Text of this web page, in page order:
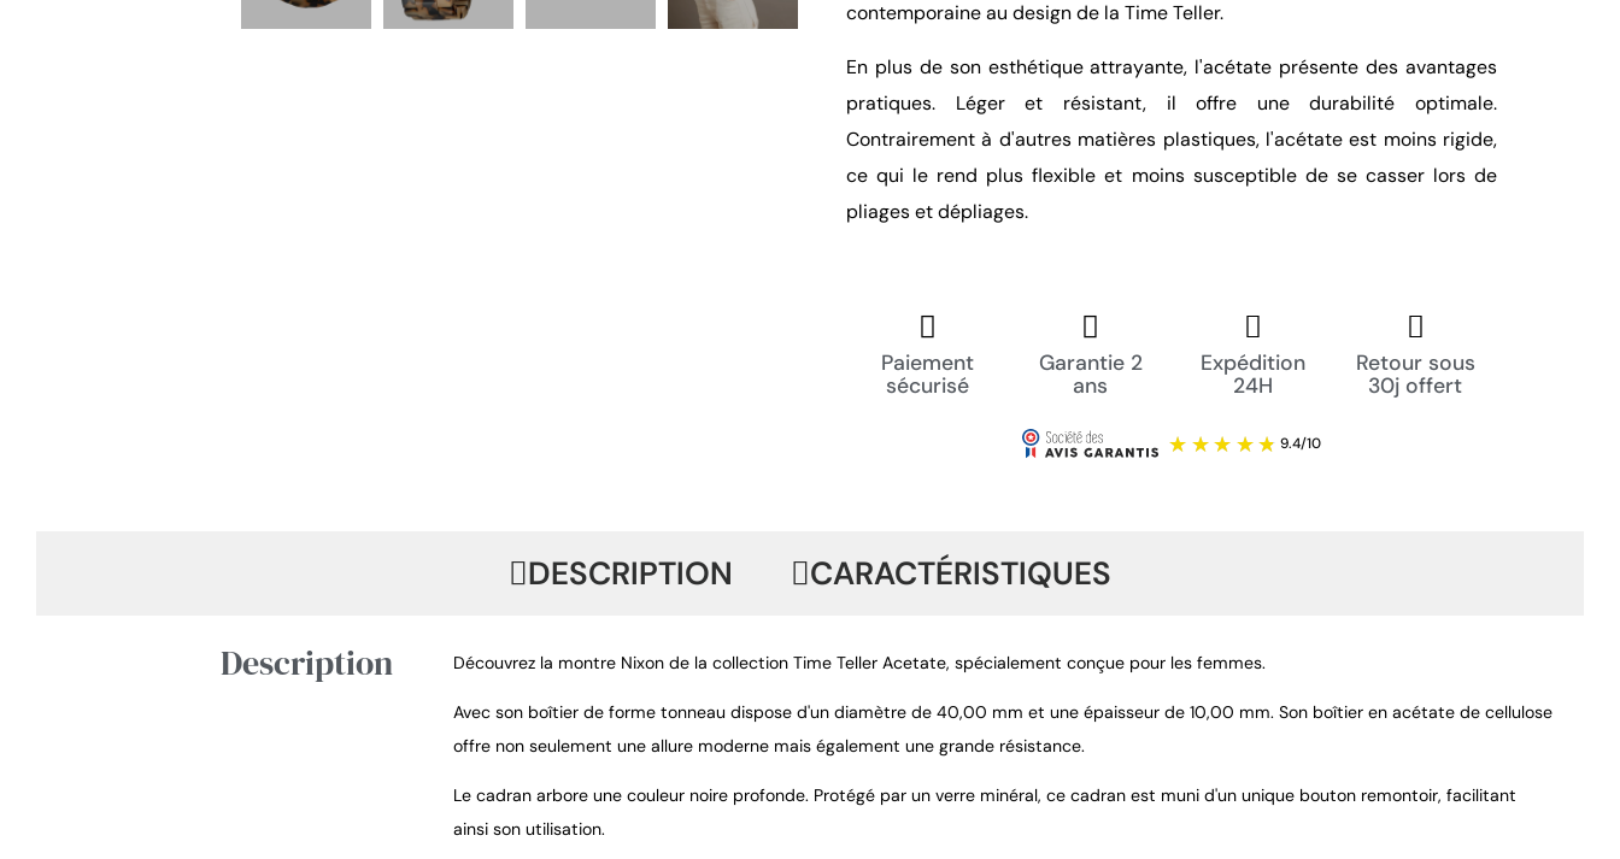
contemporaine au design de la Time Teller.
En plus de son esthétique attrayante, l'acétate présente des avantages
pratiques. Léger et résistant, il offre une durabilité optimale.
Contrairement à d'autres matières plastiques, l'acétate est moins rigide,
ce qui le rend plus flexible et moins susceptible de se casser lors de
pliages et dépliages.
Paiement
sécurisé
Garantie 2
ans
Expédition
24H
Retour sous
30j offert
9.4
DESCRIPTION CARACTÉRISTIQUES
Description Découvrez la montre Nixon de la collection Time Teller Acetate, spécialement conçue pour les femmes.
Avec son boîtier de forme tonneau dispose d'un diamètre de 40,00 mm et une épaisseur de 10,00 mm. Son boîtier en acétate de cellulose
offre non seulement une allure moderne mais également une grande résistance.
Le cadran arbore une couleur noire profonde. Protégé par un verre minéral, ce cadran est muni d'un unique bouton remontoir, facilitant
ainsi son utilisation.